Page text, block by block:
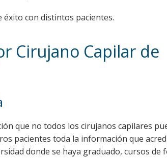
éxito con distintos pacientes.
Cirujano Capilar de
que no todos los cirujanos capilares
pacientes toda la información que
donde se haya graduado, cursos de